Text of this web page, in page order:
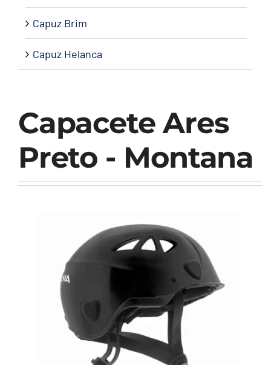
Capacete Ares
Preto - Montana
Capuz Brim
Capuz Helanca